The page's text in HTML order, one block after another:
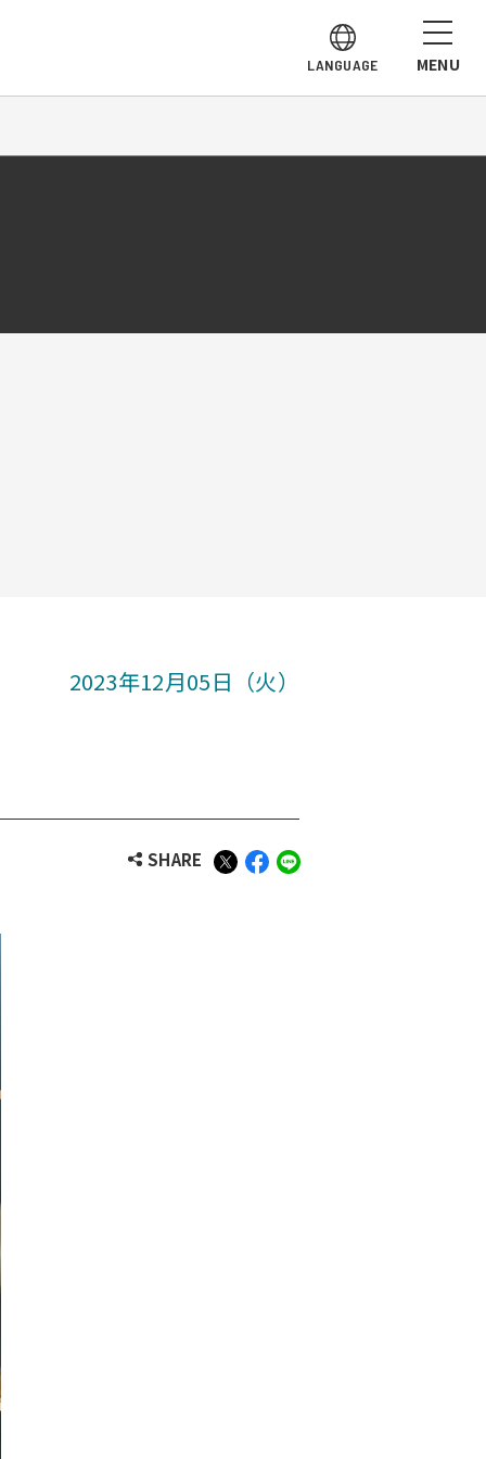
LANGUAGE MENU
2023年12月05日（火）
SHARE